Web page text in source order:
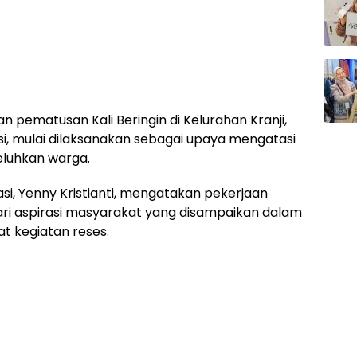
pematusan Kali Beringin di Kelurahan Kranji,
mulai dilaksanakan sebagai upaya mengatasi
warga.
Yenny Kristianti, mengatakan pekerjaan
aspirasi masyarakat yang disampaikan dalam
kegiatan reses.